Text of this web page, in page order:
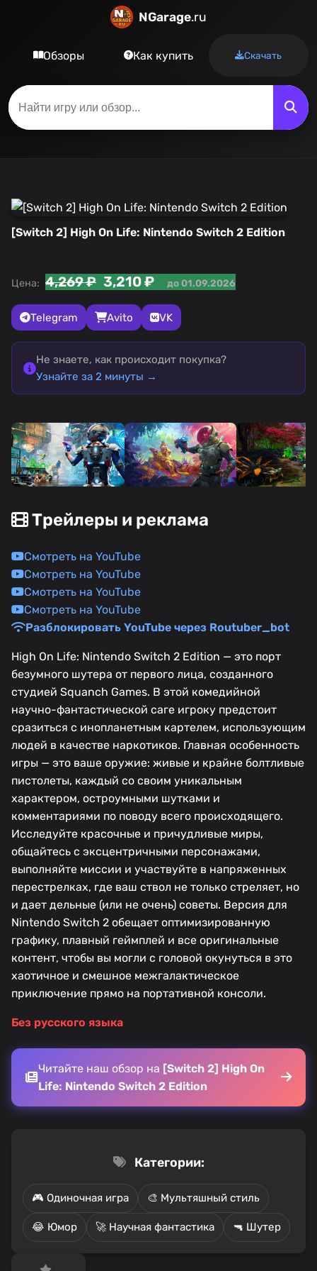
NGarage.ru
Обзоры Как купить Скачать
[Switch 2] High On Life: Nintendo Switch 2 Edition
Цена: 4,269 ₽ 3,210 ₽ до 01.09.2026
Telegram Avito VK
Не знаете, как происходит покупка?
Узнайте за 2 минуты →
Трейлеры и реклама
Смотреть на YouTube
Смотреть на YouTube
Смотреть на YouTube
Смотреть на YouTube
Разблокировать YouTube через Routuber_bot
High On Life: Nintendo Switch 2 Edition — это порт
безумного шутера от первого лица, созданного
студией Squanch Games. В этой комедийной
научно-фантастической саге игроку предстоит
сразиться с инопланетным картелем, использующим
людей в качестве наркотиков. Главная особенность
игры — это ваше оружие: живые и крайне болтливые
пистолеты, каждый со своим уникальным
характером, остроумными шутками и
комментариями по поводу всего происходящего.
Исследуйте красочные и причудливые миры,
общайтесь с эксцентричными персонажами,
выполняйте миссии и участвуйте в напряженных
перестрелках, где ваш ствол не только стреляет, но
и дает дельные (или не очень) советы. Версия для
Nintendo Switch 2 обещает оптимизированную
графику, плавный геймплей и все оригинальные
контент, чтобы вы могли с головой окунуться в это
хаотичное и смешное межгалактическое
приключение прямо на портативной консоли.
Без русского языка
Читайте наш обзор на [Switch 2] High On
Life: Nintendo Switch 2 Edition
Категории:
🎮 Одиночная игра 🎨 Мультяшный стиль
😂 Юмор 🚀 Научная фантастика 🔫 Шутер